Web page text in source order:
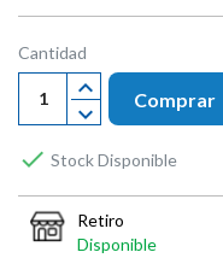
Cantidad
Comprar
 Stock Disponible
Retiro
Disponible